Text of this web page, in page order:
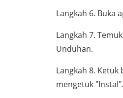
Langkah 6. Buka
Langkah 7.
Unduhan.
Langkah 8.
mengetuk "Instal".